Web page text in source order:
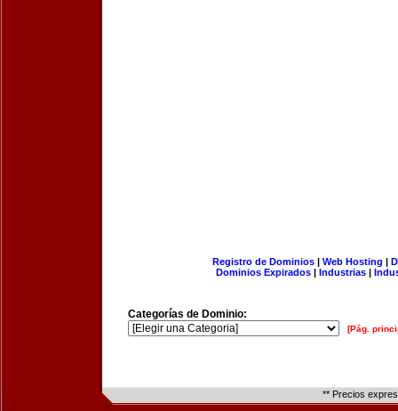
Registro de Dominios| Web Hosting |
Dominios Expirados | Industrias |
Categorías de Dominio:
[Pág.
** Precios